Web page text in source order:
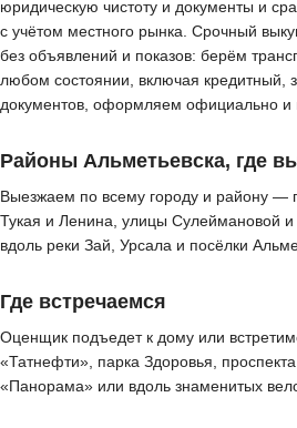
юридическую чистоту и документы и
с учётом местного рынка. Срочный
без объявлений и показов: берём
любом состоянии, включая кредитный,
документов, оформляем официально и
Районы Альметьевска, где
Выезжаем по всему городу и району —
Тукая и Ленина, улицы Сулеймановой
вдоль реки Зай, Урсала и посёлки
Где встречаемся
Оценщик подъедет к дому или
«Татнефти», парка Здоровья,
«Панорама» или вдоль знаменитых